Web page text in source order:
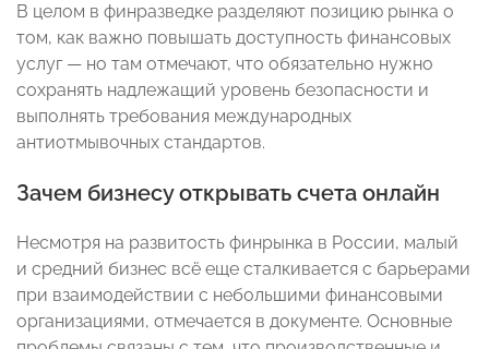
В целом в финразведке разделяют позицию рынка о
том, как важно повышать доступность финансовых
услуг — но там отмечают, что обязательно нужно
сохранять надлежащий уровень безопасности и
выполнять требования международных
антиотмывочных стандартов.
Зачем бизнесу открывать счета онлайн
Несмотря на развитость финрынка в России, малый
и средний бизнес всё еще сталкивается с барьерами
при взаимодействии с небольшими финансовыми
организациями, отмечается в документе. Основные